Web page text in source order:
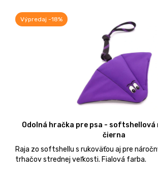
Výpredaj -18%
Odolná hračka pre psa - softshellová
čierna
Raja zo softshellu s rukoväťou aj pre
trhačov strednej veľkosti. Fialová farba.